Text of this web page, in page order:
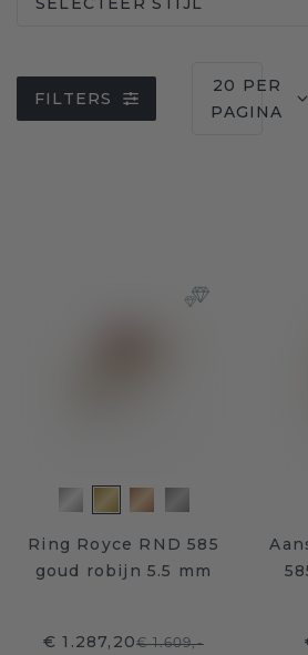
FILTERS
20 PER
PAGINA
Ring Royce RND 585
goud robijn 5.5 mm
€ 1.287,20€ 1.609,-